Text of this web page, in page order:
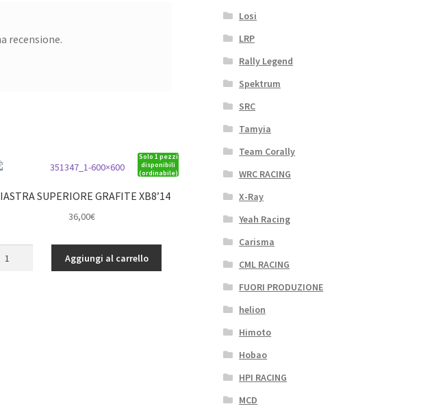
recensione.
Solo 1 pezzi
disponibili
(ordinabile)
SUPERIORE GRAFITE XB8’14
36,00€
Aggiungi al carrello
Losi
LRP
Rally Legend
Spektrum
SRC
Tamyia
Team Corally
WRC RACING
X-Ray
Yeah Racing
Carisma
CML RACING
FUORI PRODUZIONE
helion
Himoto
Hobao
HPI RACING
MCD